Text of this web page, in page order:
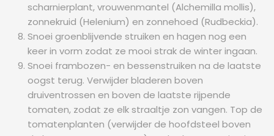
scharnierplant, vrouwenmantel (Alchemilla mollis),
zonnekruid (Helenium) en zonnehoed (Rudbeckia).
Snoei groenblijvende struiken en hagen nog een
keer in vorm zodat ze mooi strak de winter ingaan.
Snoei frambozen- en bessenstruiken na de laatste
oogst terug. Verwijder bladeren boven
druiventrossen en boven de laatste rijpende
tomaten, zodat ze elk straaltje zon vangen. Top de
tomatenplanten (verwijder de hoofdsteel boven